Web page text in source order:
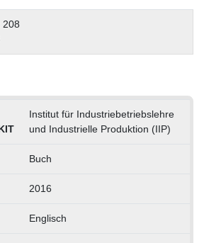
208
Institut für Industriebetriebslehre
und Industrielle Produktion (IIP)
Buch
2016
Englisch